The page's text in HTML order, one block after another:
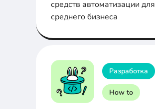
средств автоматизации для
среднего бизнеса
Разработка
How to